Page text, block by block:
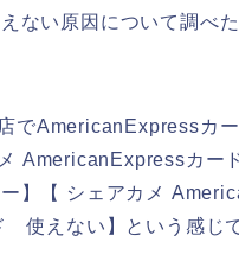
ない原因について調べ
でAmericanExpressカ
AmericanExpressカー
】【 シェアカメ
使えない】という感じ